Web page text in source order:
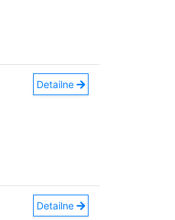
Detailne
Detailne